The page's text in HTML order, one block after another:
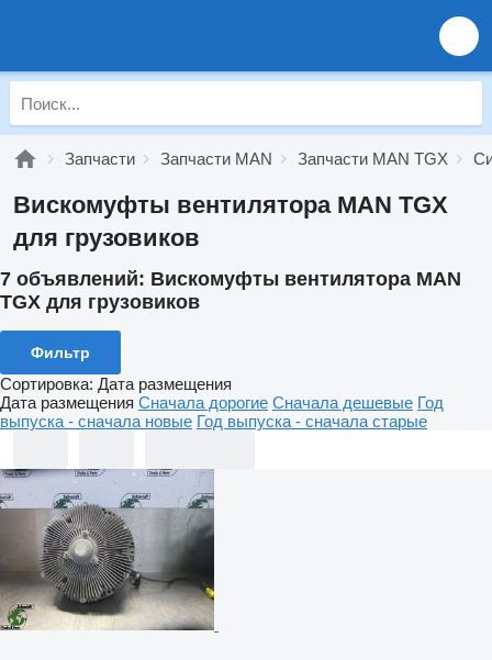
Запчасти Запчасти MAN Запчасти MAN TGX
Вискомуфты вентилятора MAN TGX
для грузовиков
7 объявлений: Вискомуфты вентилятора MAN
TGX для грузовиков
Фильтр
Сортировка: Дата размещения
Дата размещения Сначала дорогие Сначала дешевые Год
выпуска - сначала новые Год выпуска - сначала старые